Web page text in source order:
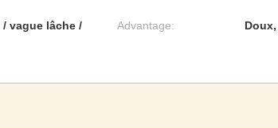
vague lâche /
Advantage: